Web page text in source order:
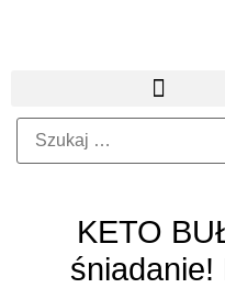
KETO
śniadanie!